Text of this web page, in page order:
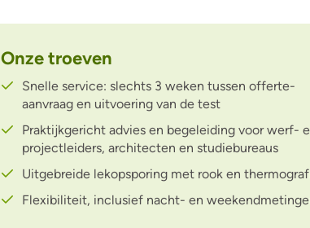
Onze troeven
Snelle service: slechts 3 weken tussen offerte-
aanvraag en uitvoering van de test
Praktijkgericht advies en begeleiding voor werf-
projectleiders, architecten en studiebureaus
Uitgebreide lekopsporing met rook en
Flexibiliteit, inclusief nacht- en